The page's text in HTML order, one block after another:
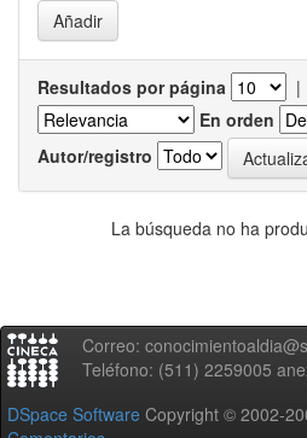
Resultados por página |
En orden
Autor/registro
La búsqueda no ha
Correo:
Teléfono: (511) 2259005
DSpace Software Copyright © 2002-